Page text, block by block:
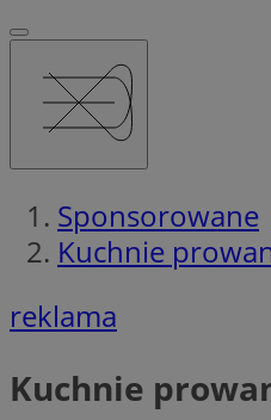
Sponsorowane
Kuchnie
reklama
Kuchnie